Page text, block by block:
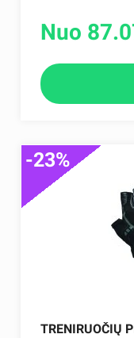
Nuo
TRENIRUOČIŲ
-23%